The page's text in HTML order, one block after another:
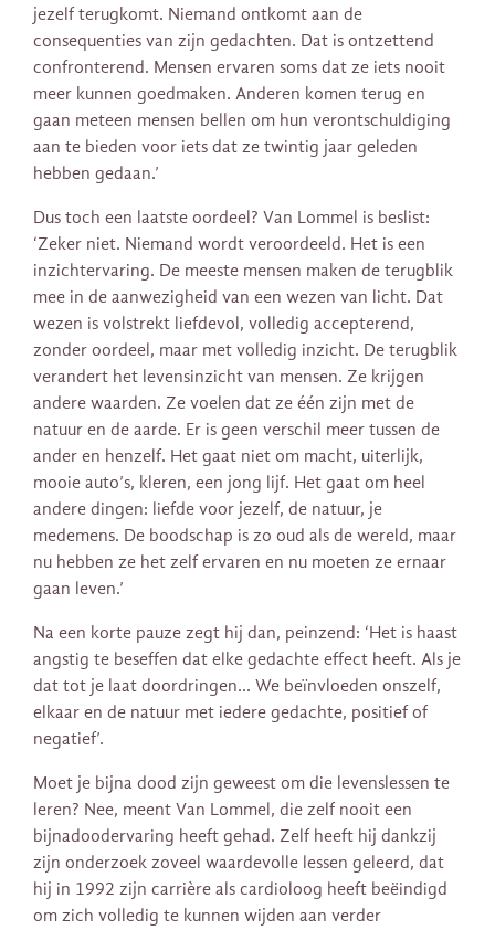
jezelf terugkomt. Niemand ontkomt aan de
consequenties van zijn gedachten. Dat is ontzettend
confronterend. Mensen ervaren soms dat ze iets nooit
meer kunnen goedmaken. Anderen komen terug en
gaan meteen mensen bellen om hun verontschuldiging
aan te bieden voor iets dat ze twintig jaar geleden
hebben gedaan.’
Dus toch een laatste oordeel? Van Lommel is beslist:
‘Zeker niet. Niemand wordt veroordeeld. Het is een
inzichtervaring. De meeste mensen maken de terugblik
mee in de aanwezigheid van een wezen van licht. Dat
wezen is volstrekt liefdevol, volledig accepterend,
zonder oordeel, maar met volledig inzicht. De terugblik
verandert het levensinzicht van mensen. Ze krijgen
andere waarden. Ze voelen dat ze één zijn met de
natuur en de aarde. Er is geen verschil meer tussen de
ander en henzelf. Het gaat niet om macht, uiterlijk,
mooie auto’s, kleren, een jong lijf. Het gaat om heel
andere dingen: liefde voor jezelf, de natuur, je
medemens. De boodschap is zo oud als de wereld, maar
nu hebben ze het zelf ervaren en nu moeten ze ernaar
gaan leven.’
Na een korte pauze zegt hij dan, peinzend: ‘Het is haast
angstig te beseffen dat elke gedachte effect heeft. Als je
dat tot je laat doordringen… We beïnvloeden onszelf,
elkaar en de natuur met iedere gedachte, positief of
negatief’.
Moet je bijna dood zijn geweest om die levenslessen te
leren? Nee, meent Van Lommel, die zelf nooit een
bijnadoodervaring heeft gehad. Zelf heeft hij dankzij
zijn onderzoek zoveel waardevolle lessen geleerd, dat
hij in 1992 zijn carrière als cardioloog heeft beëindigd
om zich volledig te kunnen wijden aan verder